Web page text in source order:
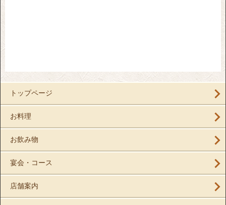
トップページ
お料理
お飲み物
宴会・コース
店舗案内